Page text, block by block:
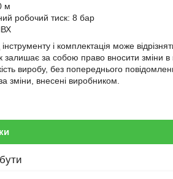
м
робочий тиск: 8 бар
інструменту і комплектація може
за собою право вносити зміни в
виробу, без попереднього
зміни, внесені виробником.